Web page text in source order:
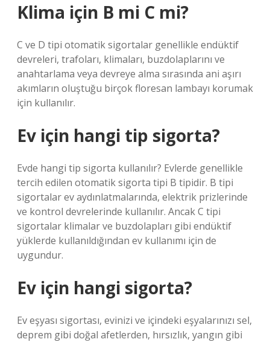
Klima için B mi C mi?
C ve D tipi otomatik sigortalar genellikle endüktif
devreleri, trafoları, klimaları, buzdolaplarını ve
anahtarlama veya devreye alma sırasında ani aşırı
akımların oluştuğu birçok floresan lambayı korumak
için kullanılır.
Ev için hangi tip sigorta?
Evde hangi tip sigorta kullanılır? Evlerde genellikle
tercih edilen otomatik sigorta tipi B tipidir. B tipi
sigortalar ev aydınlatmalarında, elektrik prizlerinde
ve kontrol devrelerinde kullanılır. Ancak C tipi
sigortalar klimalar ve buzdolapları gibi endüktif
yüklerde kullanıldığından ev kullanımı için de
uygundur.
Ev için hangi sigorta?
Ev eşyası sigortası, evinizi ve içindeki eşyalarınızı sel,
deprem gibi doğal afetlerden, hırsızlık, yangın gibi